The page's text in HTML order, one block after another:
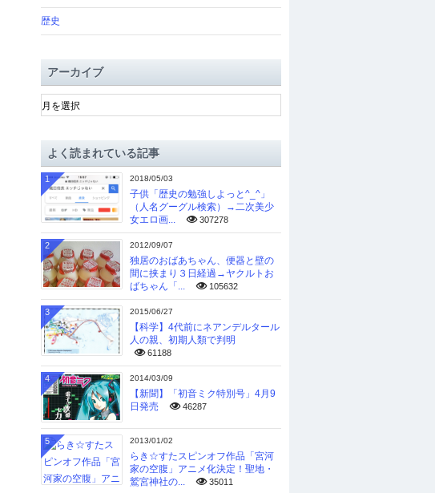
歴史
アーカイブ
ア
ー
ブよく読まれている記事
2018/05/03
子供「歴史の勉強しよっと^_^」
（人名グーグル検索）→二次美少
女エロ画...
307278
1
2012/09/07
独居のおばあちゃん、便器と壁の
間に挟まり３日経過→ヤクルトお
ばちゃん「...
105632
2
2015/06/27
【科学】4代前にネアンデルタール
人の親、初期人類で判明
61188
3
2014/03/09
【新聞】「初音ミク特別号」4月9
日発売
46287
4
2013/01/02
らき☆すたスピンオフ作品「宮河
家の空腹」アニメ化決定！聖地・
鷲宮神社の...
35011
5